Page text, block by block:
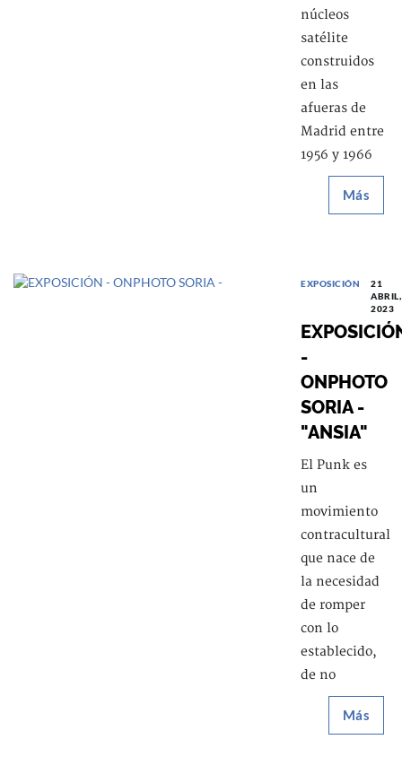
núcleos
satélite
construidos
en las
afueras de
Madrid entre
1956 y 1966
Más
EXPOSICIÓN
21
ABRIL,
2023
-
ONPHOTO
SORIA -
"ANSIA"
El Punk es
un
movimiento
contracultural
que nace de
la necesidad
de romper
con lo
establecido,
de no
Más